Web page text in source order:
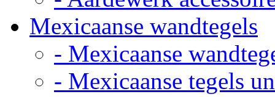
Mexicaanse wandtegels
- Mexicaanse
- Mexicaanse tegels